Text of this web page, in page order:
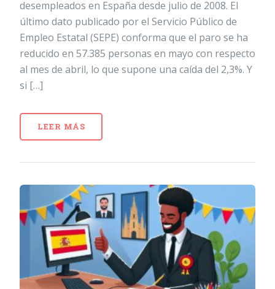
desempleados en España desde julio de 2008. El
último dato publicado por el Servicio Público de
Empleo Estatal (SEPE) conforma que el paro se ha
reducido en 57.385 personas en mayo con respecto
al mes de abril, lo que supone una caída del 2,3%. Y
si […]
LEER MÁS